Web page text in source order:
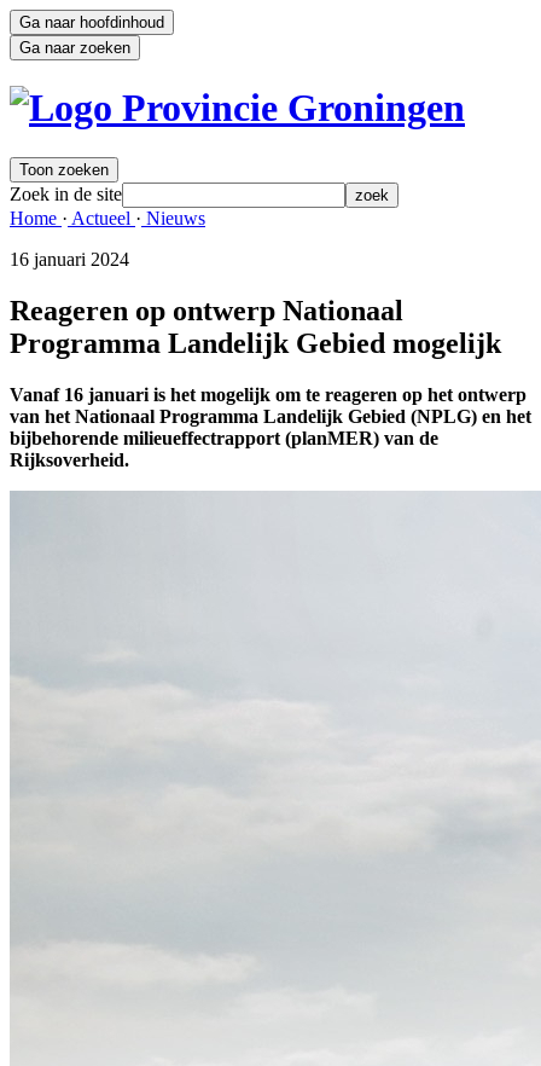
Ga naar hoofdinhoud
Ga naar zoeken
Toon zoeken
Zoek in de site zoek
Home · Actueel · Nieuws
16 januari 2024
Reageren op ontwerp Nationaal
Programma Landelijk Gebied mogelijk
Vanaf 16 januari is het mogelijk om te reageren op het ontwerp
van het Nationaal Programma Landelijk Gebied (NPLG) en het
bijbehorende milieueffectrapport (planMER) van de
Rijksoverheid.